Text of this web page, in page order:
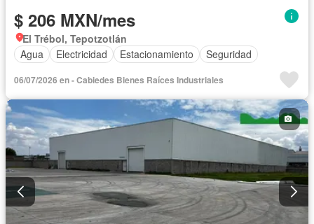
$ 206 MXN/mes
El Trébol, Tepotzotlán
Agua
Electricidad Estacionamiento Seguridad
06/07/2026 en - Cabiedes Bienes Raíces Industriales